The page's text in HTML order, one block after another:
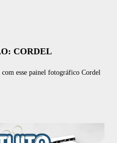
CORDEL
esse painel fotográfico Cordel